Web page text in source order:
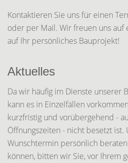
Kontaktieren Sie uns für einen
oder per Mail. Wir freuen uns auf
auf Ihr persönliches Bauprojekt!
Aktuelles
Da wir häufig im Dienste unserer
kann es in Einzelfällen
kurzfristig und vorübergehend -
Öffnungszeiten - nicht besetzt ist.
Wunschtermin persönlich
können, bitten wir Sie, vor Ihrem